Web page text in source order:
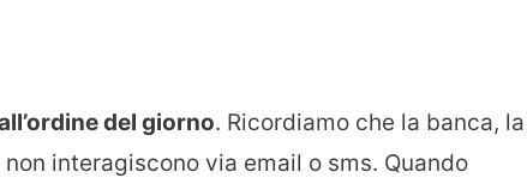
del giorno. Ricordiamo che la banca, la
interagiscono via email o sms. Quando